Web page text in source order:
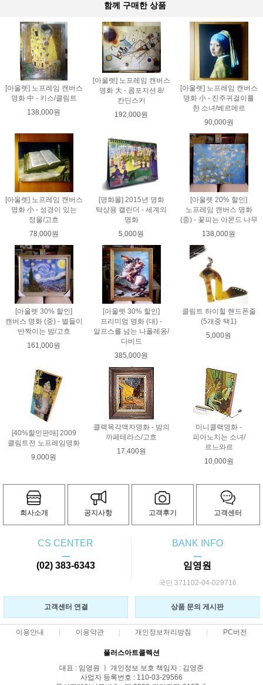
함께 구매한 상품
[아울렛] 노프레임 캔버스
명화 中 - 키스/클림트
138,000원
[아울렛] 노프레임 캔버스
명화 大 - 콤포지션 8/
칸딘스키
192,000원
[아울렛] 노프레임 캔버스
명화 小 - 진주귀걸이를
한 소녀/베르메르
90,000원
[아울렛] 노프레임 캔버스
명화 小 - 성경이 있는
정물/고흐
78,000원
[명화몰] 2015년 명화
탁상용 캘린더 - 세계의
명화
5,000원
[아울렛 20% 할인]
노프레임 캔버스 명화
(중) - 꽃피는 아몬드 나무
138,000원
[아울렛 30% 할인]
캔버스 명화 (중) - 별들이
반짝이는 밤/고흐
161,000원
[아울렛 30% 할인]
프리미엄 명화 (대) -
알프스를 넘는 나폴레옹/
다비드
385,000원
클림트 하이힐 핸드폰줄
(5개중 택1)
5,000원
[40%할인판매] 2009
클림트전 노프레임명화
9,000원
클랙목각액자명화 - 밤의
까페테라스/고흐
17,400원
미니클랙명화 -
피아노치는 소녀/
르느와르
10,000원
회사소개 공지사항 고객후기 고객센터
CS CENTER
ㅡ
(02) 383-6343
BANK INFO
ㅡ
임영원
국민 371102-04-029716
고객센터 연결 상품 문의 게시판
이용안내 이용약관 개인정보처리방침 PC버전
플러스아트콜렉션
대표 : 임영원 ㅣ 개인정보 보호 책임자 : 김영준
사업자 등록번호 : 110-03-29566